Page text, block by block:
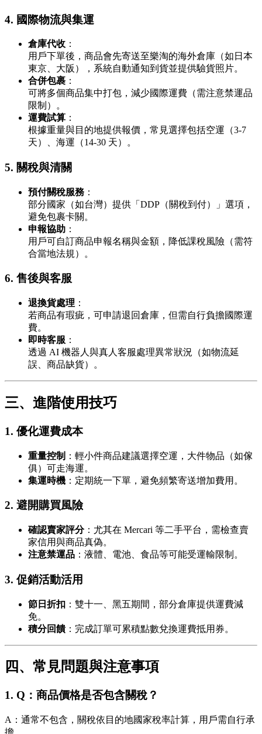
4. 國際物流與集運
倉庫代收 ：
用戶下單後，商品會先寄送至樂淘的海外倉庫（如日本
東京、大阪），系統自動通知到貨並提供驗貨照片。
合併包裹 ：
可將多個商品集中打包，減少國際運費（需注意禁運品
限制）。
運費試算 ：
根據重量與目的地提供報價，常見選擇包括空運（3-7
天）、海運（14-30 天）。
5. 關稅與清關
預付關稅服務 ：
部分國家（如台灣）提供「DDP（關稅到付）」選項，
避免包裹卡關。
申報協助 ：
用戶可自訂商品申報名稱與金額，降低課稅風險（需符
合當地法規）。
6. 售後與客服
退換貨處理 ：
若商品有瑕疵，可申請退回倉庫，但需自行負擔國際運
費。
即時客服 ：
透過 AI 機器人與真人客服處理異常狀況（如物流延
誤、商品缺貨）。
三、進階使用技巧
1. 優化運費成本
重量控制 ：輕小件商品建議選擇空運，大件物品（如傢
俱）可走海運。
集運時機 ：定期統一下單，避免頻繁寄送增加費用。
2. 避開購買風險
確認賣家評分：尤其在 Mercari 等二手平台，需檢查賣
家信用與商品真偽。
注意禁運品 ：液體、電池、食品等可能受運輸限制。
3. 促銷活動活用
節日折扣 ：雙十一、黑五期間，部分倉庫提供運費減
免。
積分回饋：完成訂單可累積點數兌換運費抵用券。
四、常見問題與注意事項
1. Q：商品價格是否包含關稅？
A：通常不包含，關稅依目的地國家稅率計算，用戶需自行承
擔。